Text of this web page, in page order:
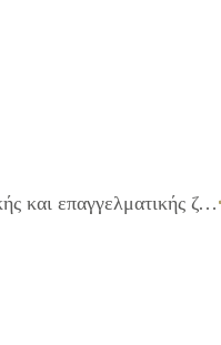
25/05/2017 Πρόγραμμα «Εναρμόνιση οικογενειακής και επαγγελματικής ζωής» της Ε.Ε.Τ.Α.Α. για την περίοδο 2017 – 2018